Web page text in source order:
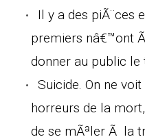
Il y a des piÃ¨ces
premiers nâ€™ont
donner au public le
Suicide. On ne
horreurs de la
de se mÃªler Ã la